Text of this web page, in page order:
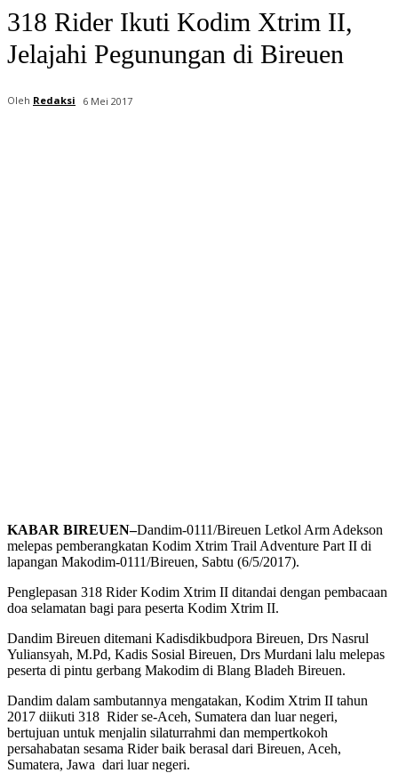
318 Rider Ikuti Kodim Xtrim II,
Jelajahi Pegunungan di Bireuen
Oleh Redaksi 6 Mei 2017
KABAR BIREUEN–Dandim-0111/Bireuen Letkol Arm Adekson
melepas pemberangkatan Kodim Xtrim Trail Adventure Part II di
lapangan Makodim-0111/Bireuen, Sabtu (6/5/2017).
Penglepasan 318 Rider Kodim Xtrim II ditandai dengan pembacaan
doa selamatan bagi para peserta Kodim Xtrim II.
Dandim Bireuen ditemani Kadisdikbudpora Bireuen, Drs Nasrul
Yuliansyah, M.Pd, Kadis Sosial Bireuen, Drs Murdani lalu melepas
peserta di pintu gerbang Makodim di Blang Bladeh Bireuen.
Dandim dalam sambutannya mengatakan, Kodim Xtrim II tahun
2017 diikuti 318 Rider se-Aceh, Sumatera dan luar negeri,
bertujuan untuk menjalin silaturrahmi dan mempertkokoh
persahabatan sesama Rider baik berasal dari Bireuen, Aceh,
Sumatera, Jawa dari luar negeri.